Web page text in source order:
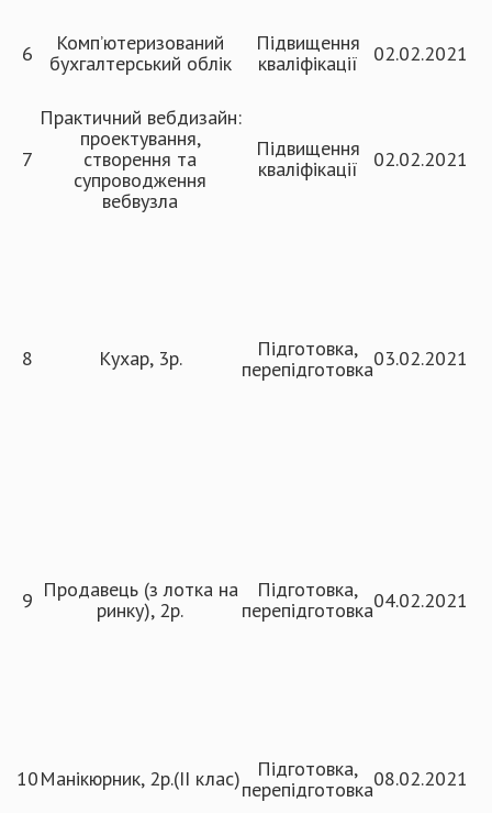
6
Комп’ютеризований
бухгалтерський облік
Підвищення
кваліфікації
02.02.2021
7
Практичний вебдизайн:
проектування,
створення та
супроводження
вебвузла
Підвищення
кваліфікації
02.02.2021
8 Кухар, 3р.
Підготовка,
перепідготовка03.02.2021
9 Продавець (з лотка на
ринку), 2р.
Підготовка,
перепідготовка04.02.2021
10Манікюрник, 2р.(ІІ клас)
Підготовка,
перепідготовка08.02.2021